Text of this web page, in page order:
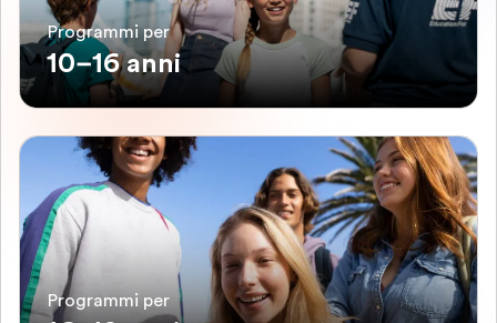
Programmi per
10–16 anni
Programmi per